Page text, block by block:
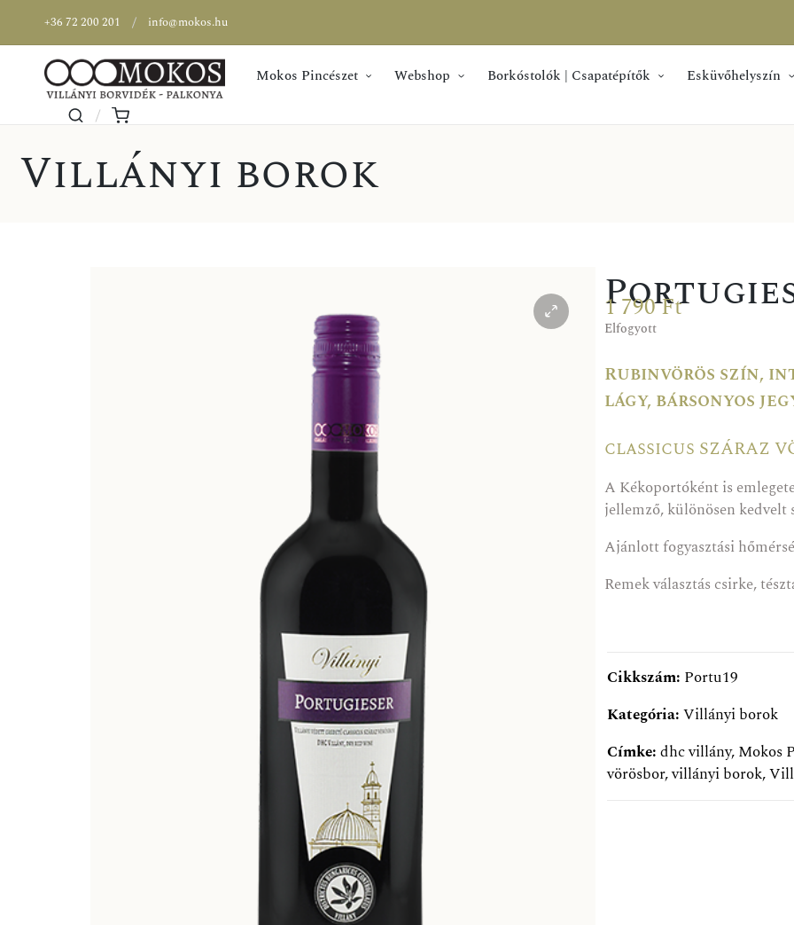
+36 72 200 201 info@mokos.hu
Mokos Pincészet Webshop Borkóstolók | Csapatépítők Esküvőhelyszín
Villányi borok
1 790Ft
Elfogyott
Rubinvörös szín,
lágy, bársonyos
classicus SZÁRAZ
A Kékoportóként is
jellemző, különösen kedvelt
Ajánlott fogyasztási
Remek választás csirke,
Cikkszám: Portu19
Kategória:Villányi borok
Címke:dhc villány,Mokos
vörösbor,villányi borok,